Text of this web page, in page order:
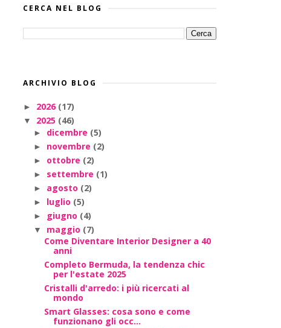
CERCA NEL BLOG
ARCHIVIO BLOG
► 2026 (17)
▼ 2025 (46)
► dicembre (5)
► novembre (2)
► ottobre (2)
► settembre (1)
► agosto (2)
► luglio (5)
► giugno (4)
▼ maggio (7)
Come Diventare Interior Designer a 40
anni
Completo Bermuda, la tendenza chic
per l'estate 2025
Cristalli d'arredo: i più ricercati al
mondo
Smart Glasses: cosa sono e come
funzionano gli occ...